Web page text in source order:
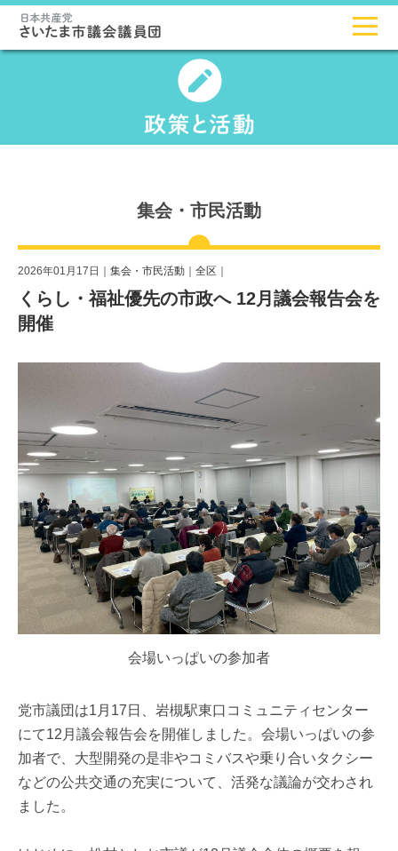
集会・市民活動
2026年01月17日｜ 集会・市民活動 全区
くらし・福祉優先の市政へ 12月議会報告会を
開催
会場いっぱいの参加者
党市議団は1月17日、岩槻駅東口コミュニティセンター
にて12月議会報告会を開催しました。会場いっぱいの参
加者で、大型開発の是非やコミバスや乗り合いタクシー
などの公共交通の充実について、活発な議論が交わされ
ました。